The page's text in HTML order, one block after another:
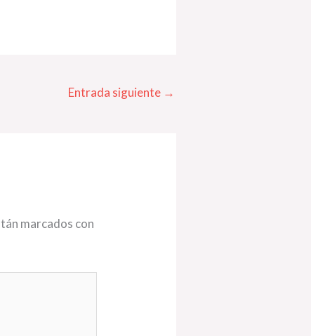
Entrada siguiente →
marcados con